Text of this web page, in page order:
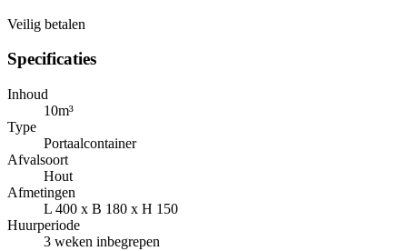
Veilig betalen
Specificaties
Inhoud
10m³
Type
Portaalcontainer
Afvalsoort
Hout
Afmetingen
L 400 x B 180 x H 150
Huurperiode
3 weken inbegrepen